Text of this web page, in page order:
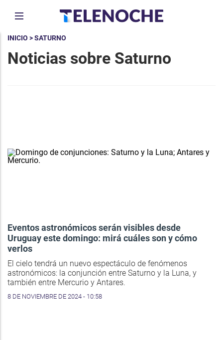
INICIO > SATURNO
Noticias sobre Saturno
Eventos astronómicos serán visibles desde
Uruguay este domingo: mirá cuáles son y cómo
verlos
El cielo tendrá un nuevo espectáculo de fenómenos
astronómicos: la conjunción entre Saturno y la Luna, y
también entre Mercurio y Antares.
8 DE NOVIEMBRE DE 2024 - 10:58